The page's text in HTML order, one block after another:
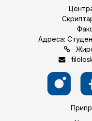
Адреса: